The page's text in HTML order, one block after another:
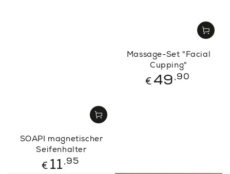
SOAPI magnetischer
Seifenhalter
Regulärer
Preis
€ 11 ,95
Massage-Set "Facial
Cupping"
Regulärer
Preis
€ 49 ,90